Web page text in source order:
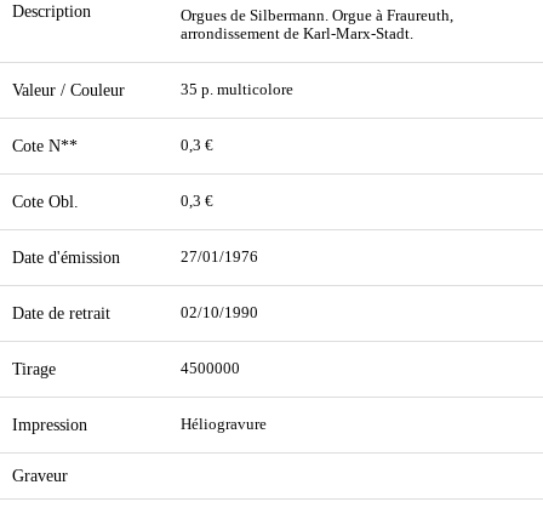
Description
Orgues de Silbermann. Orgue à Fraureuth,
arrondissement de Karl-Marx-Stadt.
Valeur / Couleur 35 p. multicolore
Cote N** 0,3 €
Cote Obl. 0,3 €
Date d'émission 27/01/1976
Date de retrait 02/10/1990
Tirage 4500000
Impression Héliogravure
Graveur